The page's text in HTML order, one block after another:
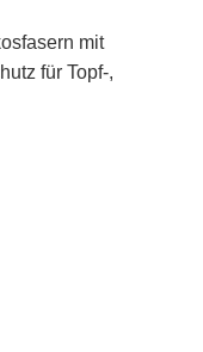
mit
für Topf-,